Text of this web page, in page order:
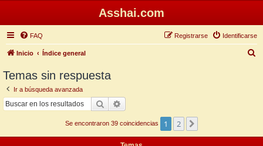
Asshai.com
FAQ Identificarse
Registrarse
Inicio Índice general
Temas sin respuesta
Ir a búsqueda avanzada
Buscar
Se encontraron 39 coincidencias 1 2